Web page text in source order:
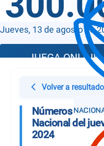
Volver a
Números
Nacional del
2024
Jueves, 13 de agosto de
JUEGA ONLINE